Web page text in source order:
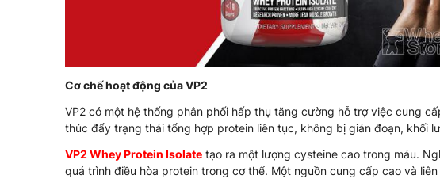
Cơ chế hoạt động của VP2
VP2 có một hệ thống phân phối hấp thụ tăng cường hỗ trợ việc cung
thúc đẩy trạng thái tổng hợp protein liên tục, không bị gián đoạn, khối
VP2 Whey Protein Isolate tạo ra một lượng cysteine ​​cao trong máu.
quá trình điều hòa protein trong cơ thể. Một nguồn cung cấp cao và